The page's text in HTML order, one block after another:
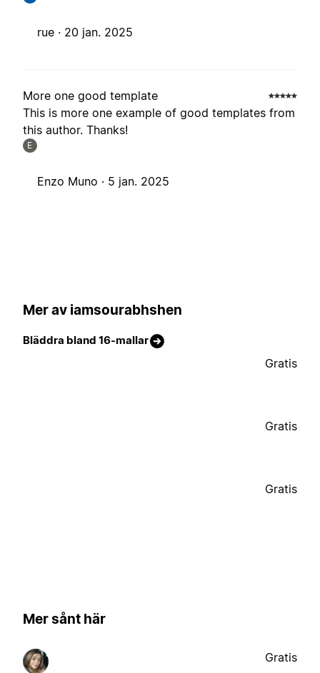
rue · 20 jan. 2025
More one good template
This is more one example of good templates from
this author. Thanks!
E
Enzo Muno · 5 jan. 2025
Mer av iamsourabhshen
Bläddra bland 16-mallar
Gratis
Gratis
Gratis
Mer sånt här
Gratis